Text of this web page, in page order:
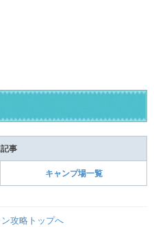
事
キャンプ場一覧
攻略トップへ